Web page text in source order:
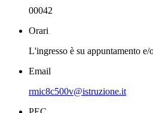
00042
Orari
L'ingresso è su appuntamento
Email
rmic8c500v@istruzione.it